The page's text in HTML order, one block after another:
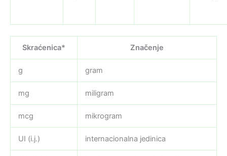
Skraćenica* Značenje
g gram
mg miligram
mcg mikrogram
UI (i.j.) internacionalna jedinica